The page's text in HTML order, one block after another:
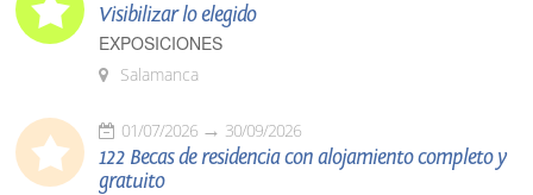
Visibilizar lo elegido
EXPOSICIONES
Salamanca
01/07/2026 30/09/2026
122 Becas de residencia con alojamiento completo y
gratuito